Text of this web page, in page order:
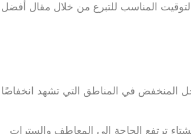
المناسب للتبرع من خلال مقال
المنخفض في المناطق التي تشهد
ترتفع الحاجة إلى المعاطف والسترات